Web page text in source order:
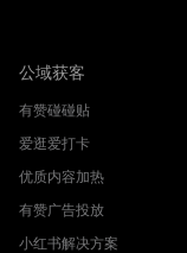
公域获客
有赞碰碰贴
爱逛爱打卡
优质内容加热
有赞广告投放
小红书解决方案